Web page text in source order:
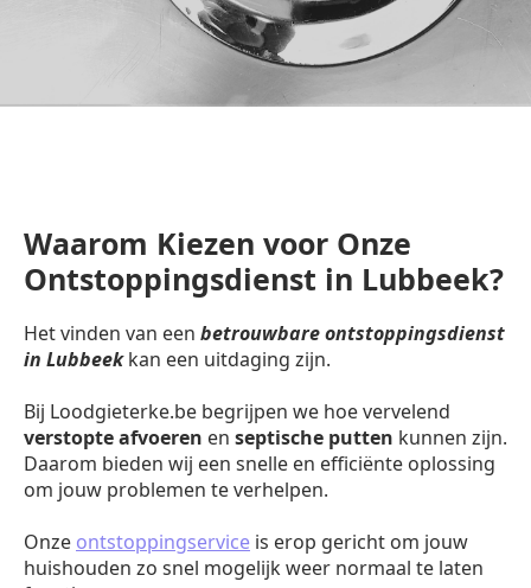
Waarom Kiezen voor Onze
Ontstoppingsdienst in Lubbeek?
Het vinden van een betrouwbare ontstoppingsdienst
in Lubbeekkan een uitdaging zijn.
Bij Loodgieterke.be begrijpen we hoe vervelend
verstopte afvoeren en septische putten kunnen zijn.
Daarom bieden wij een snelle en efficiënte oplossing
om jouw problemen te verhelpen.
Onze ontstoppingservice is erop gericht om jouw
huishouden zo snel mogelijk weer normaal te laten